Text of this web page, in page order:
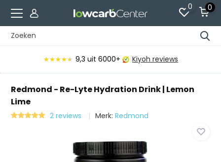
0 0
★★★★★
★★★★★ 9,3 uit 6000+ Kiyoh reviews
Redmond - Re-Lyte Hydration Drink | Lemon
Lime
2 reviews Merk:Redmond